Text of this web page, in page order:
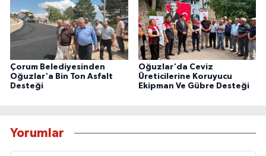
Çorum Belediyesinden
Oğuzlar'a Bin Ton Asfalt
Desteği
Oğuzlar'da Ceviz
Üreticilerine Koruyucu
Ekipman Ve Gübre Desteği
Yorumlar